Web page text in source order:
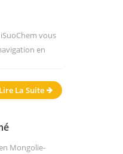
vous
en
Lire La Suite
Mongolie-